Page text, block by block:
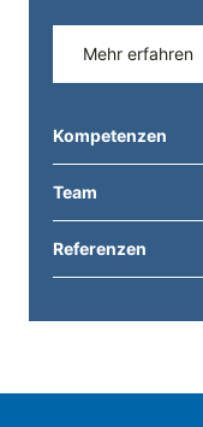
Mehr erfahren
Kompetenzen
Team
Referenzen